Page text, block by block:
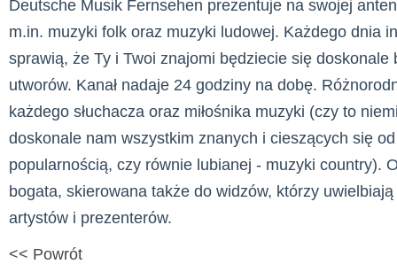
Deutsche Musik Fernsehen prezentuje na swojej
m.in. muzyki folk oraz muzyki ludowej. Każdego dnia
sprawią, że Ty i Twoi znajomi będziecie się doskonale
utworów. Kanał nadaje 24 godziny na dobę.
każdego słuchacza oraz miłośnika muzyki (czy to
doskonale nam wszystkim znanych i cieszących się od
popularnością, czy równie lubianej - muzyki country).
bogata, skierowana także do widzów, którzy uwielbiają
artystów i prezenterów.
<< Powrót